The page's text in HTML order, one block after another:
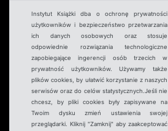
Instytut Książki dba o ochronę prywatności
użytkowników i bezpieczeństwo przetwarzania
ich danych osobowych oraz stosuje
odpowiednie rozwiązania technologiczne
zapobiegające ingerencji osób trzecich w
prywatność użytkowników. Używamy także
plików cookies, by ułatwić korzystanie z naszych
serwisów oraz do celów statystycznych.Jeśli nie
chcesz, by pliki cookies były zapisywane na
Twoim dysku zmień ustawienia swojej
przeglądarki. Kliknij "Zamknij" aby zaakceptować